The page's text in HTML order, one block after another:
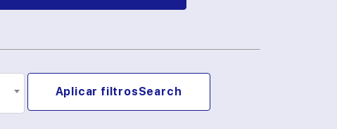
Aplicar filtrosSearch